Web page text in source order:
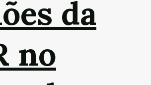
da
no